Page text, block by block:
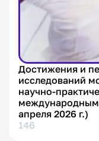
Достижения и
исследований
научно-
международным
апреля 2026 г.)
146